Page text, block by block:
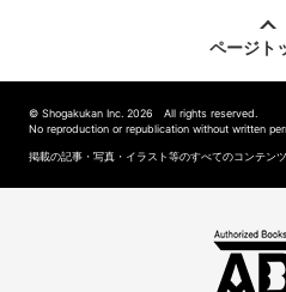
ページト
© Shogakukan Inc. 2026 All rights reserved.
No reproduction or republication without written
掲載の記事・写真・イラスト等のすべてのコンテン